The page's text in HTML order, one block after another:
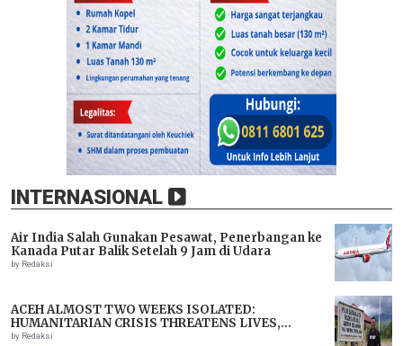
INTERNASIONAL
Air India Salah Gunakan Pesawat, Penerbangan ke
Kanada Putar Balik Setelah 9 Jam di Udara
by Redaksi
ACEH ALMOST TWO WEEKS ISOLATED:
HUMANITARIAN CRISIS THREATENS LIVES,
IMMEDIATE ASSISTANCE URGENTLY NEEDED
by Redaksi